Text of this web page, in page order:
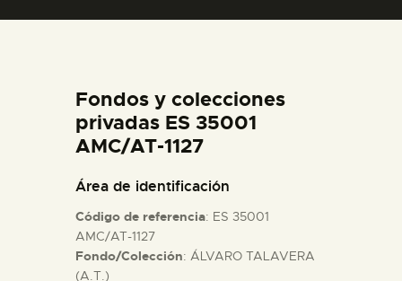
ESPAÑOL
ACTIVIDADES
Fondos y colecciones
privadas ES 35001
AMC/AT-1127
Área de identificación
Código de referencia: ES 35001
AMC/AT-1127
Fondo/Colección: ÁLVARO TALAVERA
(A.T.)